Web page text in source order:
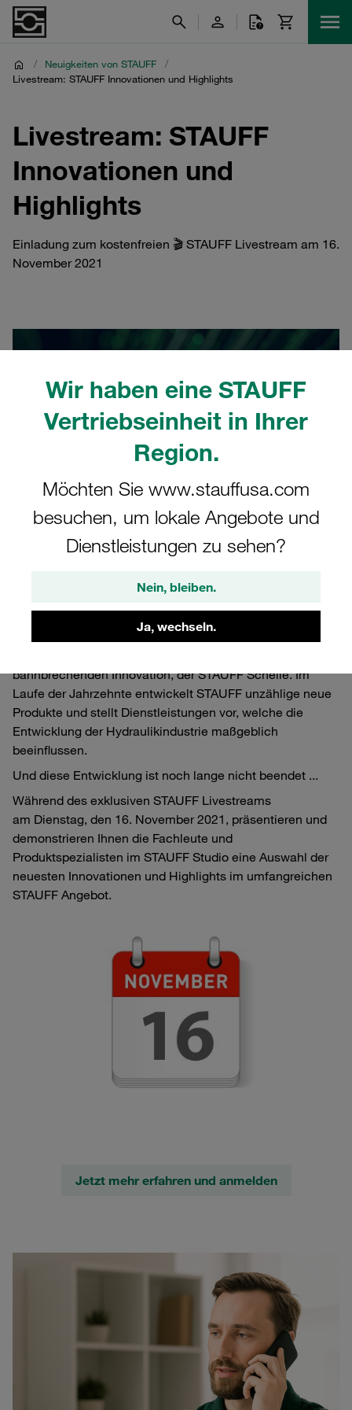
Wir haben eine STAUFF
Vertriebseinheit in Ihrer
Region.
Möchten Sie www.stauffusa.com
besuchen, um lokale Angebote und
Dienstleistungen zu sehen?
Nein, bleiben.
Ja, wechseln.
/ Neuigkeiten von STAUFF
/
Livestream: STAUFF Innovationen und Highlights
Livestream: STAUFF
Innovationen und
Highlights
Einladung zum kostenfreien 🎬 STAUFF Livestream am 16.
November 2021
Unternehmensnachrichten
Rückblick: Vor fast 60 Jahren beginnt die Geschichte von
bahnbrechenden Innovation, der STAUFF Schelle. Im
Laufe der Jahrzehnte entwickelt STAUFF unzählige neue
Produkte und stellt Dienstleistungen vor, welche die
Entwicklung der Hydraulikindustrie maßgeblich
beeinflussen.
Und diese Entwicklung ist noch lange nicht beendet ...
Während des exklusiven STAUFF Livestreams
am Dienstag, den 16. November 2021, präsentieren und
demonstrieren Ihnen die Fachleute und
Produktspezialisten im STAUFF Studio eine Auswahl der
neuesten Innovationen und Highlights im umfangreichen
STAUFF Angebot.
Jetzt mehr erfahren und anmelden